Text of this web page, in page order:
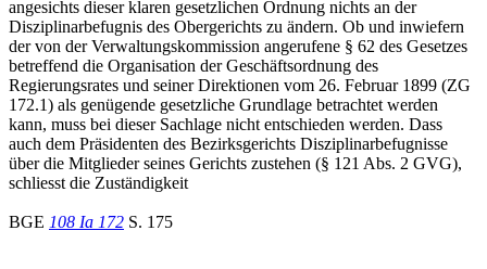
angesichts dieser klaren gesetzlichen Ordnung nichts an der
Disziplinarbefugnis des Obergerichts zu ändern. Ob und inwiefern
der von der Verwaltungskommission angerufene § 62 des Gesetzes
betreffend die Organisation der Geschäftsordnung des
Regierungsrates und seiner Direktionen vom 26. Februar 1899 (ZG
172.1) als genügende gesetzliche Grundlage betrachtet werden
kann, muss bei dieser Sachlage nicht entschieden werden. Dass
auch dem Präsidenten des Bezirksgerichts Disziplinarbefugnisse
über die Mitglieder seines Gerichts zustehen (§ 121 Abs. 2 GVG),
schliesst die Zuständigkeit
BGE 108 Ia 172 S. 175